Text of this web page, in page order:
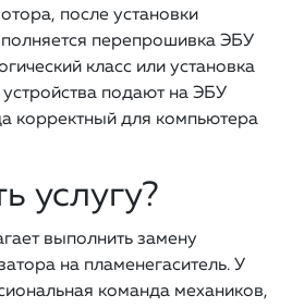
после установки
перепрошивка ЭБУ
класс или установка
подают на ЭБУ
корректный для компьютера
услугу?
выполнить замену
на пламенегаситель. У
команда механиков,